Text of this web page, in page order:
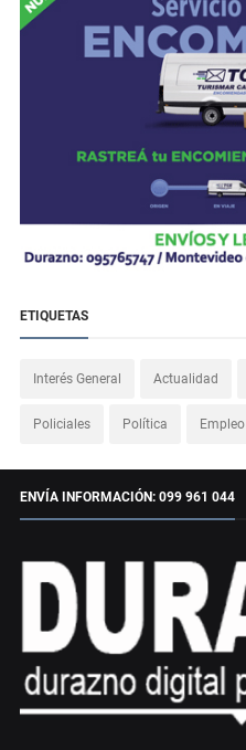
ETIQUETAS
Interés General Actualidad
Policiales Política Empleo
ENVÍA INFORMACIÓN: 099 961 044